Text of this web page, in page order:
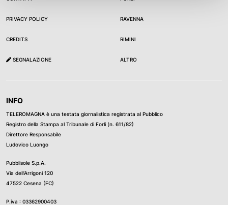
PRIVACY POLICY
CREDITS
SEGNALAZIONE
RAVENNA
RIMINI
ALTRO
INFO
TELEROMAGNA è una testata giornalistica registrata al Pubblico
Registro della Stampa al Tribunale di Forli (n. 611/82)
Direttore Responsabile
Ludovico Luongo
Pubblisole S.p.A.
Via dell’Arrigoni 120
47522 Cesena (FC)
P.iva : 03362900403